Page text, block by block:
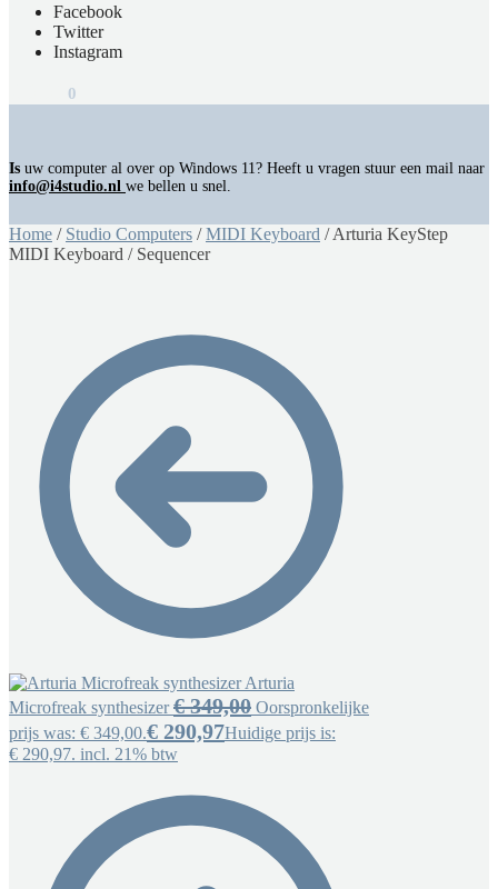
Facebook
Twitter
Instagram
0
Is uw computer al over op Windows 11? Heeft u vragen stuur een mail naar
info@i4studio.nl we bellen u snel.
Home / Studio Computers /MIDI Keyboard /Arturia KeyStep
MIDI Keyboard / Sequencer
Arturia
Microfreak synthesizer €349,00 Oorspronkelijke
prijs was: € 349,00.€ 290,97Huidige prijs is:
€ 290,97. incl. 21% btw